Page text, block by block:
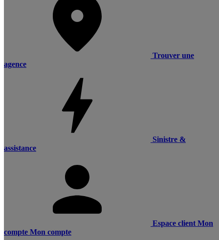
Trouver une
agence
Sinistre &
assistance
Espace client Mon
compte Mon compte